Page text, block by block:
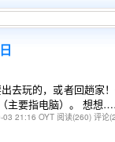
去玩的，或者回趟家
主要指电脑）。 想想
03 21:16 OYT 阅读(260) 评论